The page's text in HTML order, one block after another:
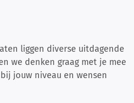
liggen diverse uitdagende
we denken graag met je mee
jouw niveau en wensen